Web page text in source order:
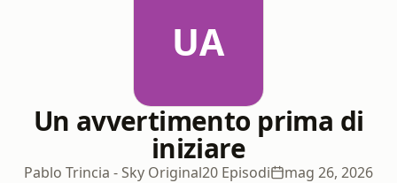
UA
Un avvertimento prima di
iniziare
Pablo Trincia - Sky Original20 Episodi mag 26, 2026